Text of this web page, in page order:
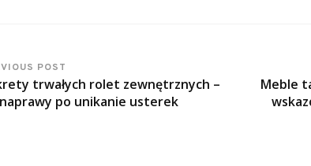
POST
trwałych rolet zewnętrznych –
po unikanie usterek
Meble